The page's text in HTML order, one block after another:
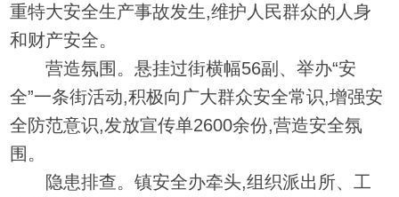
重特大安全生产事故发生,维护人民群众的人身
和财产安全。
营造氛围。悬挂过街横幅56副、举办“安
全”一条街活动,积极向广大群众安全常识,增强安
全防范意识,发放宣传单2600余份,营造安全氛
围。
隐患排查。镇安全办牵头,组织派出所、工